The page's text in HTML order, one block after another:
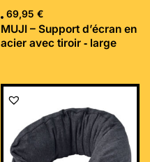
69,95 €
MUJI – Support d’écran en
acier avec tiroir ‐ large